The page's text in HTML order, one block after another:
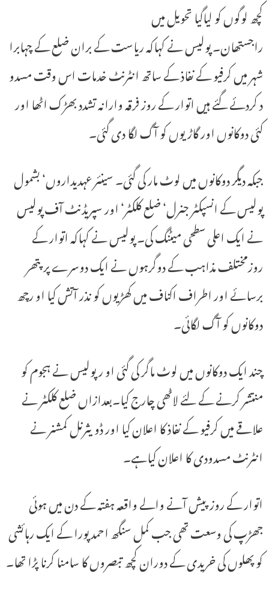
کچھ لوگوں کو لیاگیا تحویل میں
راجستھان۔ پولیس نے کہاکہ ریاست کے بران ضلع کے چہابرا
شہر میں کرفیو کے نفاذ کے ساتھ انٹرنٹ خدمات اس وقت مسدو
د کردئے گئے ہیں اتوار کے روز فرقہ وارانہ تشدد بھڑک اٹھا اور
کئی دوکانوں اور گاڑیوں کو آگ لگا دی گئی۔
جبکہ دیگر دوکانوں میں لوٹ مار کی گئی۔ سینئر عہدیداروں‘ بشمول
پولیس کے انسپکٹر جنرل‘ ضلع کلکٹر‘ اور سپریڈنٹ آف پولیس
نے ایک اعلی سطحی میٹنگ کی۔ پولیس نے کہاکہ اتوار کے
روزمختلف مذاہب کے دوگرہوں نے ایک دوسرے پر پتھر
برسائے اور اطراف اکناف میں کھڑیوں کو نذر آتش کیا او رچھ
دوکانوں کو آگ لگائی۔
چند ایک دوکانوں میں لوٹ ماگر کی گئی او رپولیس نے ہجوم کو
منتشر کرنے کے لئے لاٹھی چارج کیا۔بعدازاں ضلع کلکٹر نے
علاقے میں کرفیو کے نفاذ کا اعلان کیا اور ڈویثرنل کمشنر نے
انٹرنٹ مسدودی کا اعلان کیاہے۔
اتوار کے روز پیش آنے والے واقعہ ہفتہ کے دن میں ہوئی
جھڑپ کی وسعت تھی جب کمل سنگھ احمد پورا کے ایک رہائشی
کو پھلوں کی خریدی کے دوران کچھ تبصروں کا سامنا کرنا پڑا تھا۔